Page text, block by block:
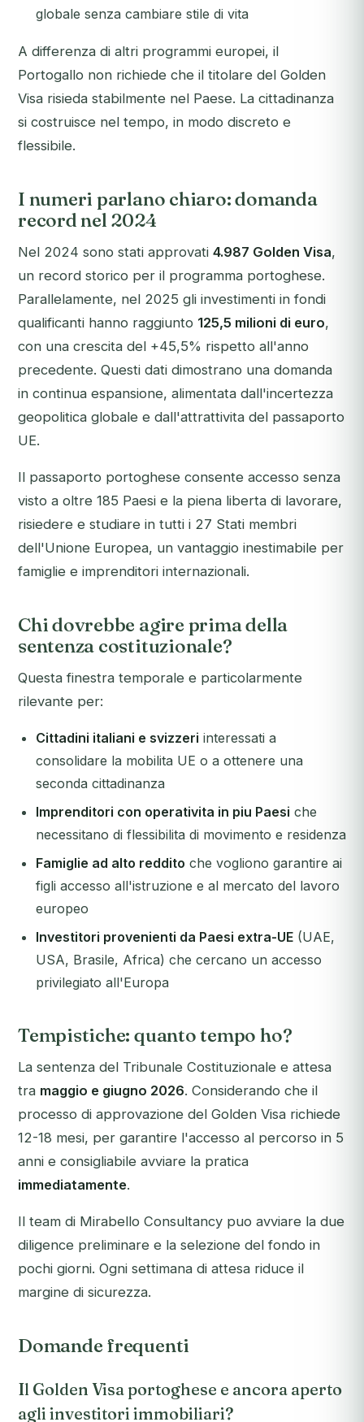
globale senza cambiare stile di vita
A differenza di altri programmi europei, il
Portogallo non richiede che il titolare del Golden
Visa risieda stabilmente nel Paese. La cittadinanza
si costruisce nel tempo, in modo discreto e
flessibile.
I numeri parlano chiaro: domanda
record nel 2024
Nel 2024 sono stati approvati 4.987 Golden Visa,
un record storico per il programma portoghese.
Parallelamente, nel 2025 gli investimenti in fondi
qualificanti hanno raggiunto 125,5 milioni di euro,
con una crescita del +45,5% rispetto all'anno
precedente. Questi dati dimostrano una domanda
in continua espansione, alimentata dall'incertezza
geopolitica globale e dall'attrattivita del passaporto
UE.
Il passaporto portoghese consente accesso senza
visto a oltre 185 Paesi e la piena liberta di lavorare,
risiedere e studiare in tutti i 27 Stati membri
dell'Unione Europea, un vantaggio inestimabile per
famiglie e imprenditori internazionali.
Chi dovrebbe agire prima della
sentenza costituzionale?
Questa finestra temporale e particolarmente
rilevante per:
Cittadini italiani e svizzeri interessati a
consolidare la mobilita UE o a ottenere una
seconda cittadinanza
Imprenditori con operativita in piu Paesi che
necessitano di flessibilita di movimento e residenza
Famiglie ad alto reddito che vogliono garantire ai
figli accesso all'istruzione e al mercato del lavoro
europeo
Investitori provenienti da Paesi extra-UE (UAE,
USA, Brasile, Africa) che cercano un accesso
privilegiato all'Europa
Tempistiche: quanto tempo ho?
La sentenza del Tribunale Costituzionale e attesa
tra maggio e giugno 2026. Considerando che il
processo di approvazione del Golden Visa richiede
12-18 mesi, per garantire l'accesso al percorso in 5
anni e consigliabile avviare la pratica
immediatamente.
Il team di Mirabello Consultancy puo avviare la due
diligence preliminare e la selezione del fondo in
pochi giorni. Ogni settimana di attesa riduce il
margine di sicurezza.
Domande frequenti
Il Golden Visa portoghese e ancora aperto
agli investitori immobiliari?